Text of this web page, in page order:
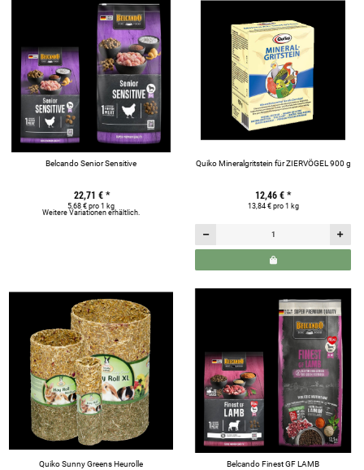
Belcando Senior Sensitive
22,71 €*
5,68 € pro 1 kg
Weitere Variationen erhältlich.
Quiko Mineralgritstein für ZIERVÖGEL 900 g
12,46 € *
13,84 € pro 1 kg
Quiko Sunny Greens Heurolle Belcando Finest GF LAMB